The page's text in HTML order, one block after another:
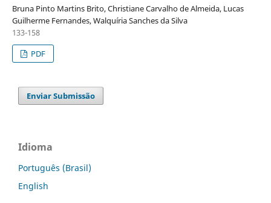
Bruna Pinto Martins Brito, Christiane Carvalho de Almeida, Lucas
Guilherme Fernandes, Walquíria Sanches da Silva
133-158
PDF
Enviar Submissão
Idioma
Português (Brasil)
English